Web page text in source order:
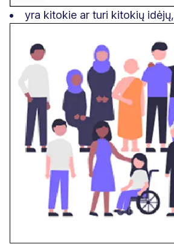
yra kitokie ar turi kitokių idėjų,